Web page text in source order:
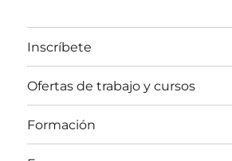
Inscríbete
Ofertas de trabajo y cursos
Formación